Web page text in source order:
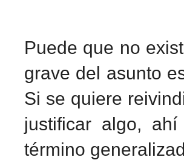
Puede que no
grave del asunto
Si se quiere
justificar algo,
término